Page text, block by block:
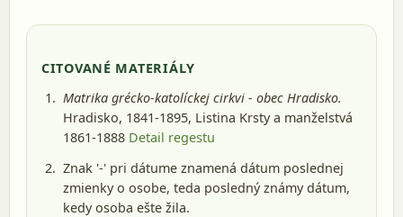
CITOVANÉ MATERIÁLY
Matrika grécko-katolíckej cirkvi - obec Hradisko.
Hradisko, 1841-1895, Listina Krsty a manželstvá
1861-1888 Detail regestu
Znak '-' pri dátume znamená dátum poslednej
zmienky o osobe, teda posledný známy dátum,
kedy osoba ešte žila.